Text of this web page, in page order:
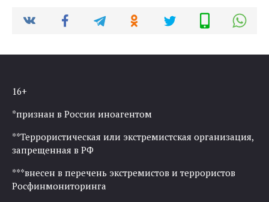
16+
*признан в России иноагентом
**Террористическая или экстремистская организация,
запрещенная в РФ
***внесен в перечень экстремистов и террористов
Росфинмониторинга